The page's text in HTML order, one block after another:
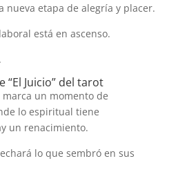
nueva etapa de alegría y placer.
está en ascenso.
“El Juicio” del tarot
un momento de
lo espiritual tiene
un renacimiento.
lo que sembró en sus